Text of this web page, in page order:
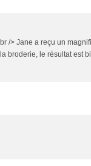
/> Jane a reçu un
broderie, le résultat est